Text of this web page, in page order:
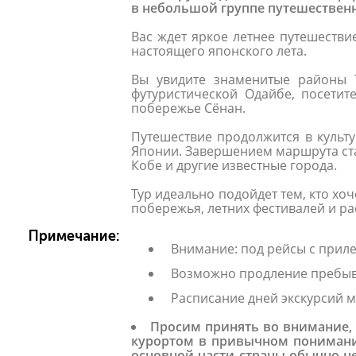
в небольшой группе
Вас ждет яркое летнее
настоящего японского лета.
Вы увидите знаменитые районы
футуристической Одайбе,
побережье Сёнан.
Путешествие продолжится в
Японии. Завершением маршрута
Кобе и другие известные города.
Тур идеально подойдет тем, кто
побережья, летних фестивалей и
Примечание:
Внимание: под рейсы с
Возможно продление
Расписание дней экскурсий
Просим принять во внимание,
курортом в привычном